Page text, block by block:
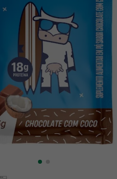
creatina mundo verde